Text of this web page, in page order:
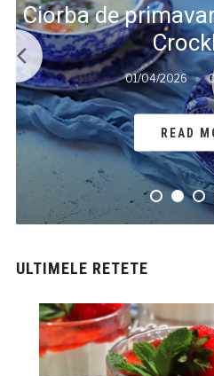
Paine de casa
cu faina care
26/03/2026
READ
ULTIMELE RETETE